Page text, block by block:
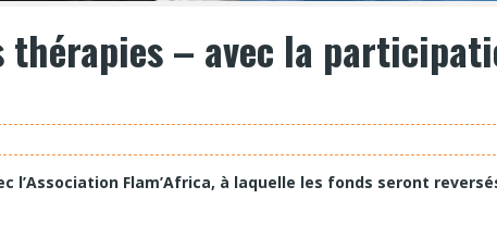
thérapies – avec la
Flam’Africa, à laquelle les fonds seront